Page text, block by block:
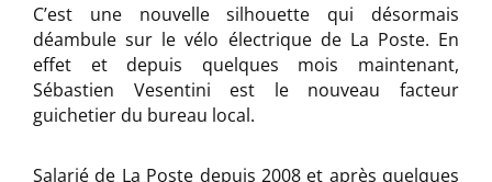
C’est une nouvelle silhouette qui désormais
déambule sur le vélo électrique de La Poste. En
effet et depuis quelques mois maintenant,
Sébastien Vesentini est le nouveau facteur
guichetier du bureau local.
Salarié de La Poste depuis 2008 et après quelques